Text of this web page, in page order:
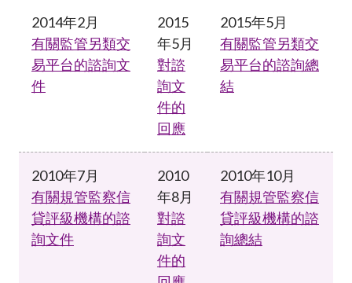
2014年2月
有關監管另類交
易平台的諮詢文
件
2015
年5月
對諮
詢文
件的
回應
2015年5月
有關監管另類交
易平台的諮詢總
結
2010年7月
有關規管監察信
貸評級機構的諮
詢文件
2010
年8月
對諮
詢文
件的
2010年10月
有關規管監察信
貸評級機構的諮
詢總結